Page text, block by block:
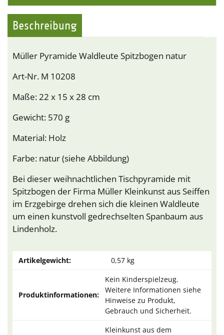
Beschreibung
Müller Pyramide Waldleute Spitzbogen natur
Art-Nr. M 10208
Maße: 22 x 15 x 28 cm
Gewicht: 570 g
Material: Holz
Farbe: natur (siehe Abbildung)
Bei dieser weihnachtlichen Tischpyramide mit
Spitzbogen der Firma Müller Kleinkunst aus Seiffen
im Erzgebirge drehen sich die kleinen Waldleute
um einen kunstvoll gedrechselten Spanbaum aus
Lindenholz.
Artikelgewicht: 0,57 kg
Produktinformationen:
Kein Kinderspielzeug.
Weitere Informationen siehe
Hinweise zu Produkt,
Gebrauch und Sicherheit.
Kleinkunst aus dem